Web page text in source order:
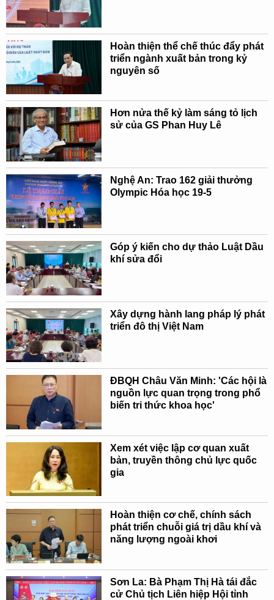
Hoàn thiện thể chế thúc đẩy phát
triển ngành xuất bản trong kỷ
nguyên số
Hơn nửa thế kỷ làm sáng tỏ lịch
sử của GS Phan Huy Lê
Nghệ An: Trao 162 giải thưởng
Olympic Hóa học 19-5
Góp ý kiến cho dự thảo Luật Dầu
khí sửa đổi
Xây dựng hành lang pháp lý phát
triển đô thị Việt Nam
ĐBQH Châu Văn Minh: 'Các hội là
nguồn lực quan trọng trong phổ
biến tri thức khoa học'
Xem xét việc lập cơ quan xuất
bản, truyền thông chủ lực quốc
gia
Hoàn thiện cơ chế, chính sách
phát triển chuỗi giá trị dầu khí và
năng lượng ngoài khơi
Sơn La: Bà Phạm Thị Hà tái đắc
cử Chủ tịch Liên hiệp Hội tỉnh